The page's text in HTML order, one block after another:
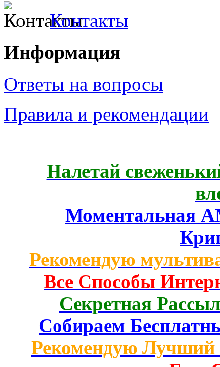
Контакты
Информация
Ответы на вопросы
Правила и рекомендации
Налетай
Моментальная
Рекомендую
Все Способы
Секретная
Собираем
Рекомендую Лучший